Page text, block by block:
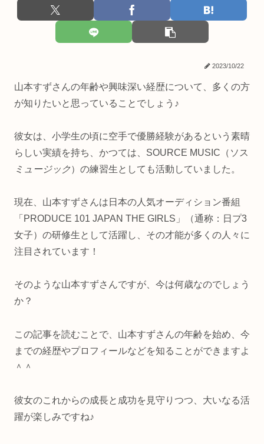
2023/10/22
山本すずさんの年齢や興味深い経歴について、多くの方
が知りたいと思っていることでしょう♪
彼女は、小学生の頃に空手で優勝経験があるという素晴
らしい実績を持ち、かつては、SOURCE MUSIC（ソス
ミュージック）の練習生としても活動していました。
現在、山本すずさんは日本の人気オーディション番組
「PRODUCE 101 JAPAN THE GIRLS」（通称：日プ3
女子）の研修生として活躍し、その才能が多くの人々に
注目されています！
そのような山本すずさんですが、今は何歳なのでしょう
か？
この記事を読むことで、山本すずさんの年齢を始め、今
までの経歴やプロフィールなどを知ることができますよ
＾＾
彼女のこれからの成長と成功を見守りつつ、大いなる活
躍が楽しみですね♪